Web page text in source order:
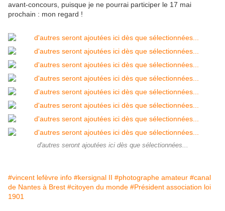
avant-concours, puisque je ne pourrai participer le 17 mai
prochain : mon regard !
d'autres seront ajoutées ici dès que sélectionnées...
#vincent lefèvre info #kersignal II #photographe amateur #canal
de Nantes à Brest #citoyen du monde #Président association loi
1901